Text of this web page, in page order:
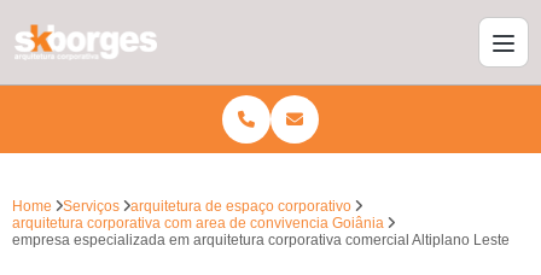
Home Serviços
arquitetura de espaço corporativo
arquitetura corporativa com area de convivencia Goiânia
empresa especializada em arquitetura corporativa comercial Altiplano Leste